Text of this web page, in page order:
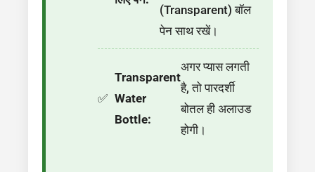
(Transparent) बॉल
पेन साथ रखें।
Transparent
Water
Bottle:
अगर प्यास लगती
है, तो पारदर्शी
बोतल ही अलाउड
होगी।